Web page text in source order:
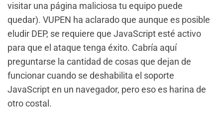
visitar una página maliciosa tu equipo puede
quedar). VUPEN ha aclarado que aunque es posible
eludir DEP, se requiere que JavaScript esté activo
para que el ataque tenga éxito. Cabría aquí
preguntarse la cantidad de cosas que dejan de
funcionar cuando se deshabilita el soporte
JavaScript en un navegador, pero eso es harina de
otro costal.